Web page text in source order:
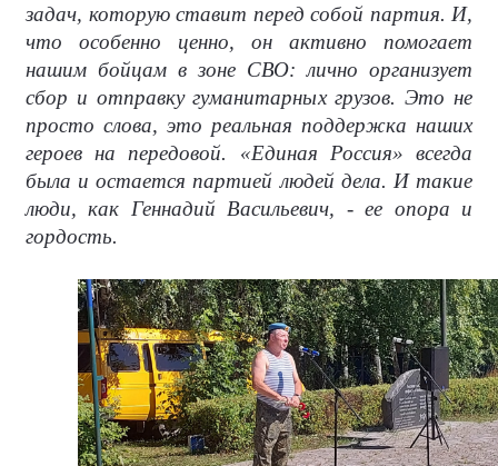
задач, которую ставит перед собой партия. И,
что особенно ценно, он активно помогает
нашим бойцам в зоне СВО: лично организует
сбор и отправку гуманитарных грузов. Это не
просто слова, это реальная поддержка наших
героев на передовой. «Единая Россия» всегда
была и остается партией людей дела. И такие
люди, как Геннадий Васильевич, - ее опора и
гордость.